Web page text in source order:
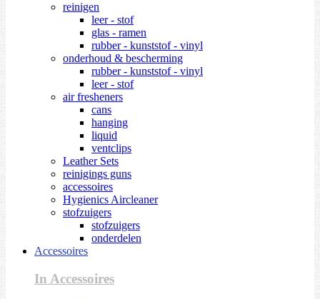
reinigen
leer - stof
glas - ramen
rubber - kunststof - vinyl
onderhoud & bescherming
rubber - kunststof - vinyl
leer - stof
air fresheners
cans
hanging
liquid
ventclips
Leather Sets
reinigings guns
accessoires
Hygienics Aircleaner
stofzuigers
stofzuigers
onderdelen
Accessoires
In Accessoires